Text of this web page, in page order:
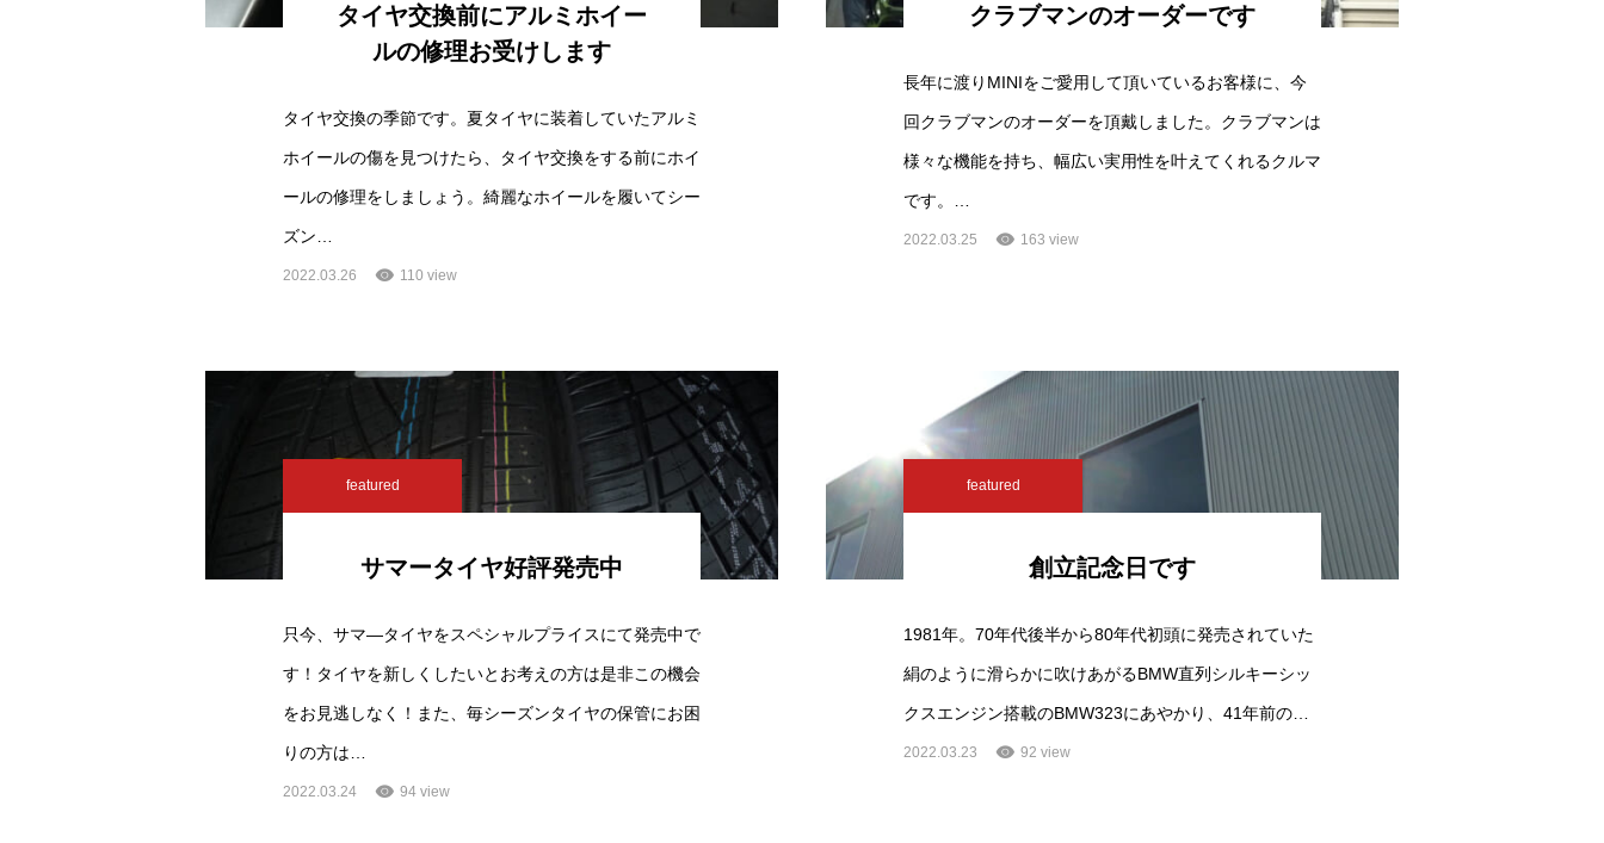
タイヤ交換前にアルミホイー
ルの修理お受けします
タイヤ交換の季節です。夏タイヤに装着していたアルミ
ホイールの傷を見つけたら、タイヤ交換をする前にホイ
ールの修理をしましょう。綺麗なホイールを履いてシー
ズン…
2022.03.26 110 view
クラブマンのオーダーです
長年に渡りMINIをご愛用して頂いているお客様に、今
回クラブマンのオーダーを頂戴しました。クラブマンは
様々な機能を持ち、幅広い実用性を叶えてくれるクルマ
です。…
2022.03.25 163 view
featured
サマータイヤ好評発売中
只今、サマ―タイヤをスペシャルプライスにて発売中で
す！タイヤを新しくしたいとお考えの方は是非この機会
をお見逃しなく！また、毎シーズンタイヤの保管にお困
りの方は…
2022.03.24 94 view
featured
創立記念日です
1981年。70年代後半から80年代初頭に発売されていた
絹のように滑らかに吹けあがるBMW直列シルキーシッ
クスエンジン搭載のBMW323にあやかり、41年前の…
2022.03.23 92 view